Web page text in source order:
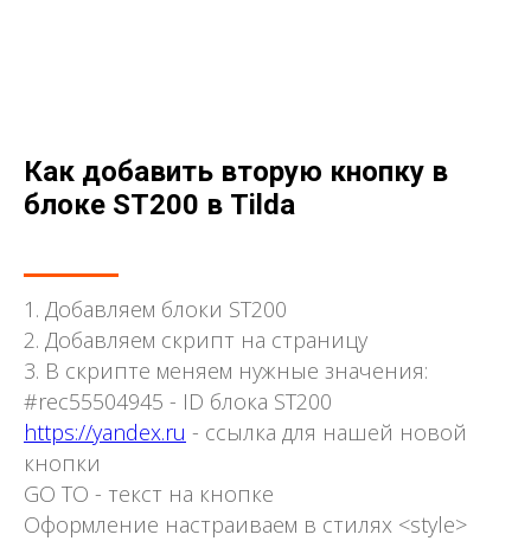
Как добавить вторую кнопку в
блоке ST200 в Tilda
1. Добавляем блоки ST200
2. Добавляем скрипт на страницу
3. В скрипте меняем нужные значения:
#rec55504945 - ID блока ST200
https://yandex.ru - ссылка для нашей новой
кнопки
GO TO - текст на кнопке
Оформление настраиваем в стилях <style>